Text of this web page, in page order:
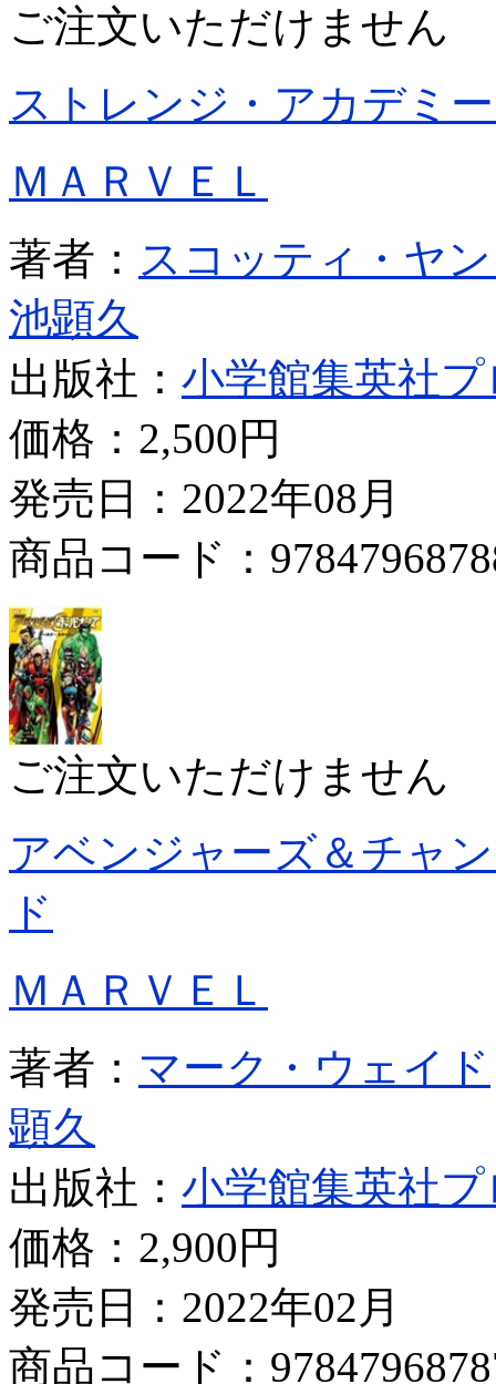
ご注文いただけません
ストレンジ・アカデミ
ＭＡＲＶＥＬ
著者： スコッティ・ヤ
池顕久
出版社： 小学館集英社
価格： 2,500円
発売日：2022年08月
商品コード：
ご注文いただけません
アベンジャーズ＆チャ
ド
ＭＡＲＶＥＬ
著者： マーク・ウェイド
顕久
出版社： 小学館集英社
価格： 2,900円
発売日：2022年02月
商品コード：